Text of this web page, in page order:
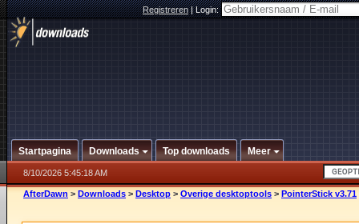
Registreren|Login:
Startpagina Downloads Top downloads Meer
8/10/2026 5:45:18 AM
AfterDawn > Downloads > Desktop > Overige desktoptools > PointerStick v3.71